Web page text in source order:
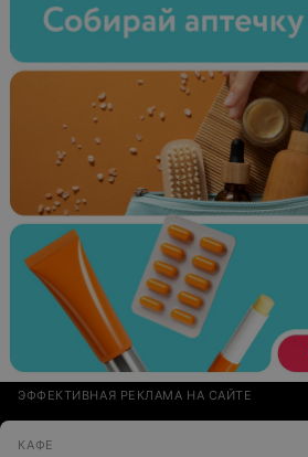
ЭФФЕКТИВНАЯ РЕКЛАМА НА САЙТЕ
КАФЕ